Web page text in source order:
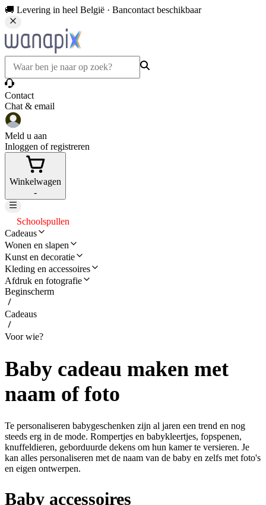
🚚 Levering in heel België · Bancontact beschikbaar
Contact
Chat & email
Meld u aan
Inloggen of registreren
Winkelwagen
-
Schoolspullen
Cadeaus
Wonen en slapen
Kunst en decoratie
Kleding en accessoires
Afdruk en fotografie
Beginscherm
Cadeaus
Voor wie?
Baby cadeau maken met
naam of foto
Te personaliseren babygeschenken zijn al jaren een trend en nog
steeds erg in de mode. Rompertjes en babykleertjes, fopspenen,
knuffeldieren, geborduurde dekens om hun kamer te versieren. Je
kan alles personaliseren met de naam van de baby en zelfs met foto's
en eigen ontwerpen.
Baby accessoires